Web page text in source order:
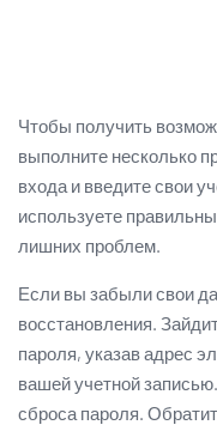
Чтобы получить
выполните несколько
входа и введите свои
используете
лишних проблем.
Если вы забыли свои
восстановления.
пароля, указав адрес
вашей учетной
сброса пароля.